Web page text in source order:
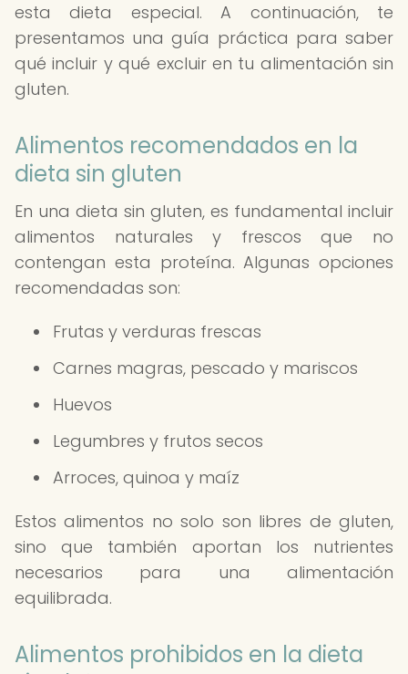
esta dieta especial. A continuación, te
presentamos una guía práctica para saber
qué incluir y qué excluir en tu alimentación sin
gluten.
Alimentos recomendados en la
dieta sin gluten
En una dieta sin gluten, es fundamental incluir
alimentos naturales y frescos que no
contengan esta proteína. Algunas opciones
recomendadas son:
Frutas y verduras frescas
Carnes magras, pescado y mariscos
Huevos
Legumbres y frutos secos
Arroces, quinoa y maíz
Estos alimentos no solo son libres de gluten,
sino que también aportan los nutrientes
necesarios para una alimentación
equilibrada.
Alimentos prohibidos en la dieta